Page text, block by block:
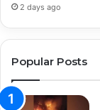
2 days ago
Popular Posts